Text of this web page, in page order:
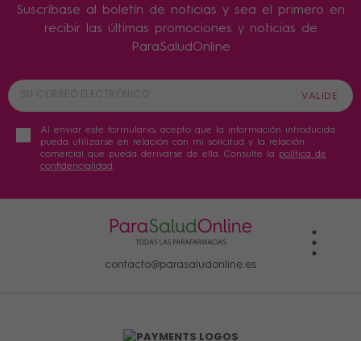
Suscríbase al boletín de noticias y sea el primero en
recibir las últimas promociones y noticias de
ParaSaludOnline
Al enviar este formulario, acepto que la información introducida
pueda utilizarse en relación con mi solicitud y la relación
comercial que pueda derivarse de ella. Consulte la política de
confidencialidad .
contacto@parasaludonline.es